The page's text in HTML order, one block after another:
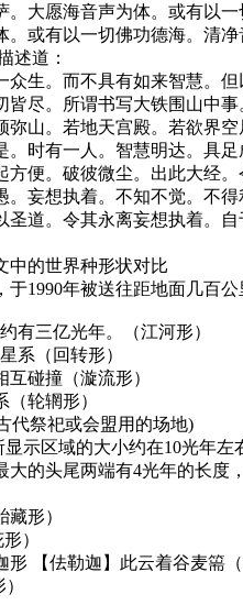
。大愿海音声为体。或有以
或有以一切佛功德海。清
述道：
众生。而不具有如来智慧。
皆尽。所谓书写大铁围山中
山。若地天宫殿。若欲界
时有一人。智慧明达。具
方便。破彼微尘。出此大经
妄想执着。不知不觉。不
道。令其永离妄想执着。
中的世界种形状对比
1990年被送往距地面几百
有三亿光年。（江河形）
系（回转形）
碰撞（漩流形）
轮辋形）
代祭祀或会盟用的场地)
示区域的大小约在10光年
的头尾两端有4光年的长度
形）
）
【佉勒迦】此云着谷麦篅